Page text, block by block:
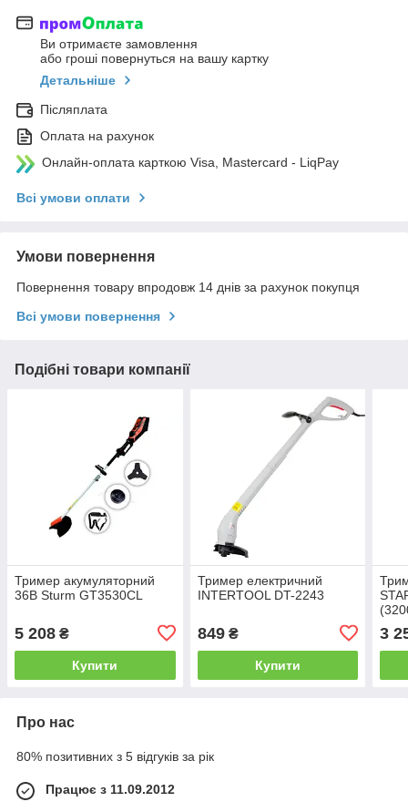
Ви отримаєте замовлення
або гроші повернуться на вашу картку
Детальніше
Післяплата
Оплата на рахунок
Онлайн-оплата карткою Visa, Mastercard - LiqPay
Всі умови оплати
Умови повернення
Повернення товару впродовж 14 днів за рахунок покупця
Всі умови повернення
Подібні товари компанії
Тример акумуляторний
36B Sturm GT3530CL
5 208 ₴
Купити
Тример електричний
INTERTOOL DT-2243
849₴
Купити
3
Про нас
80% позитивних з 5 відгуків за рік
Працює з 11.09.2012